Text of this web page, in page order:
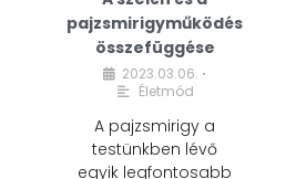
pajzsmirigyműködés
összefüggése
2023.03.06. •
Életmód
A pajzsmirigy a
testünkben lévő
egyik legfontosabb